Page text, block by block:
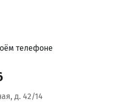
телефоне
д. 42/14